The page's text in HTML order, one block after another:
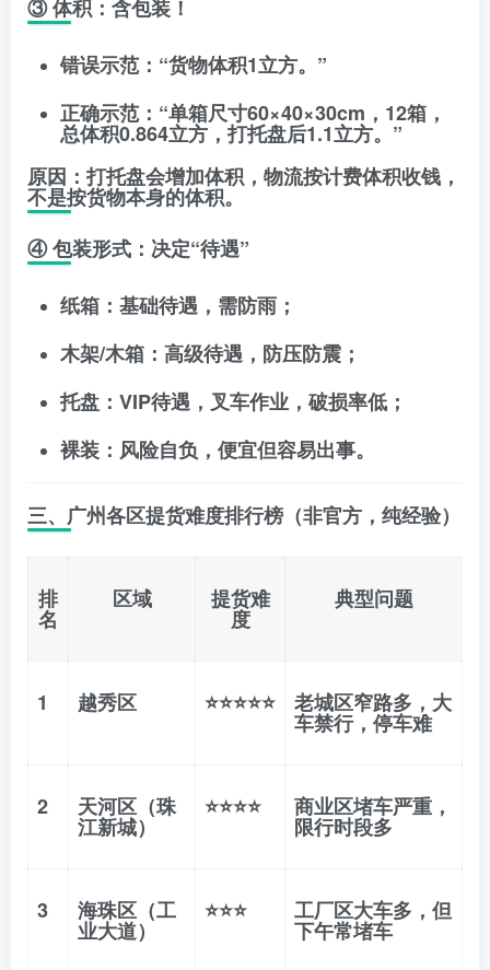
③ 体积：含包装！
错误示范：“货物体积1立方。”
正确示范：“单箱尺寸60×40×30cm，12箱，
总体积0.864立方，打托盘后1.1立方。”
原因 ：打托盘会增加体积，物流按计费体积收钱，
不是按货物本身的体积。
④ 包装形式：决定“待遇”
纸箱 ：基础待遇，需防雨；
木架/木箱 ：高级待遇，防压防震；
托盘 ：VIP待遇，叉车作业，破损率低；
裸装 ：风险自负，便宜但容易出事。
三、广州各区提货难度排行榜（非官方，纯经验）
排
名
区域 提货难
度
典型问题
1 越秀区 ⭐⭐⭐⭐⭐ 老城区窄路多，大
车禁行，停车难
2 天河区（珠
江新城）
⭐⭐⭐⭐ 商业区堵车严重，
限行时段多
3 海珠区（工
业大道）
⭐⭐⭐ 工厂区大车多，但
下午常堵车